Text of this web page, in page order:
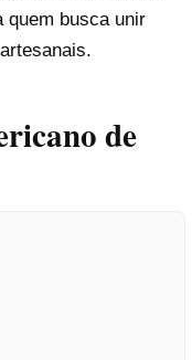
quem busca unir
de